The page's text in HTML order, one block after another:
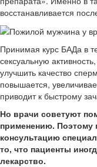
восстанавливается
Принимая курс БАДа в
сексуальную
улучшить качество
повышается,
приводит к быстрому
Но врачи советуют
применению. Поэтому
консультацию
то, что пациенты
лекарство.